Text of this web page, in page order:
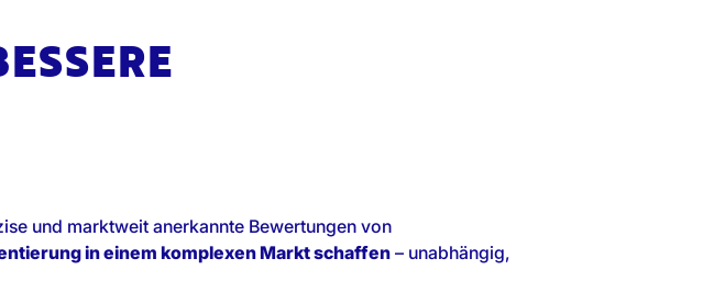
und marktweit anerkannte Bewertungen von
in einem komplexen Markt schaffen – unabhängig,